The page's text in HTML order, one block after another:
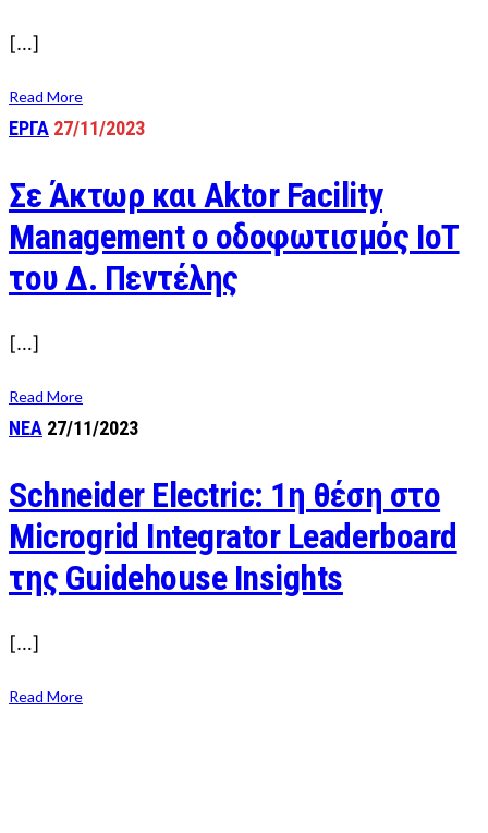
[…]
Read More
ΕΡΓΑ 27/11/2023
Σε Άκτωρ και Aktor Facility
Management ο οδοφωτισμός IoT
του Δ. Πεντέλης
[…]
Read More
ΝΕΑ 27/11/2023
Schneider Electric: 1η θέση στο
Microgrid Integrator Leaderboard
της Guidehouse Insights
[…]
Read More